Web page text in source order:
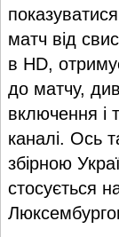
матч від
в HD,
до матчу,
включення і
каналі. Ось
збірною
стосується